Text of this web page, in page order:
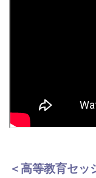
＜高等教育セッ